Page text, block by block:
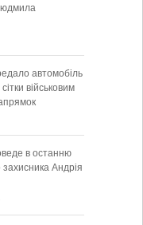
автомобіль
військовим
в останню
захисника Андрія